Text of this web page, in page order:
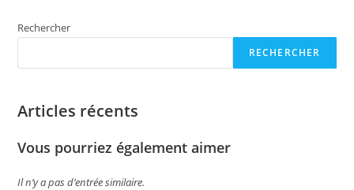
Rechercher
RECHERCHER
Articles récents
Vous pourriez également aimer
Il n’y a pas d’entrée similaire.